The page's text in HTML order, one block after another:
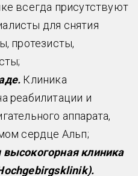
всегда присутствуют
для снятия
протезисты,
Клиника
реабилитации и
аппарата,
сердце Альп;
высокогорная клиника